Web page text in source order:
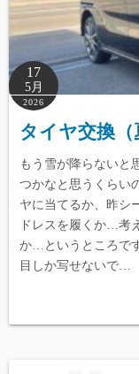
17
5月
2026
タイヤ交換（
もう雪が降らないと
つかなと思うくらい
ヤに当てるか、昨シ
ドレスを履くか…考
か…というところで
目しか写せないで…